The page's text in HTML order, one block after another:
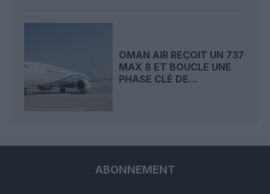
OMAN AIR REÇOIT UN 737
MAX 8 ET BOUCLE UNE
PHASE CLÉ DE...
ABONNEMENT